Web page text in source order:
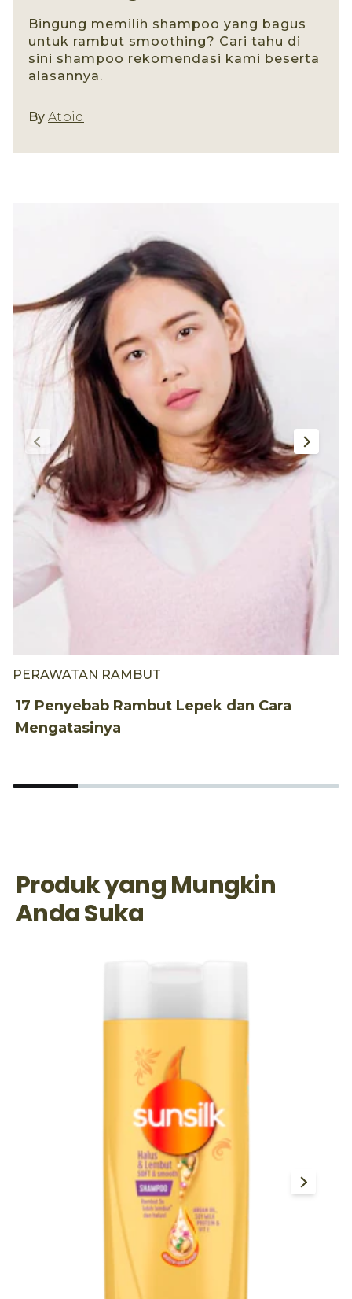
Bingung memilih shampoo yang bagus
untuk rambut smoothing? Cari tahu di
sini shampoo rekomendasi kami beserta
alasannya.
By Atbid
PERAWATAN RAMBUT
17 Penyebab Rambut Lepek dan Cara
Mengatasinya
Produk yang Mungkin
Anda Suka